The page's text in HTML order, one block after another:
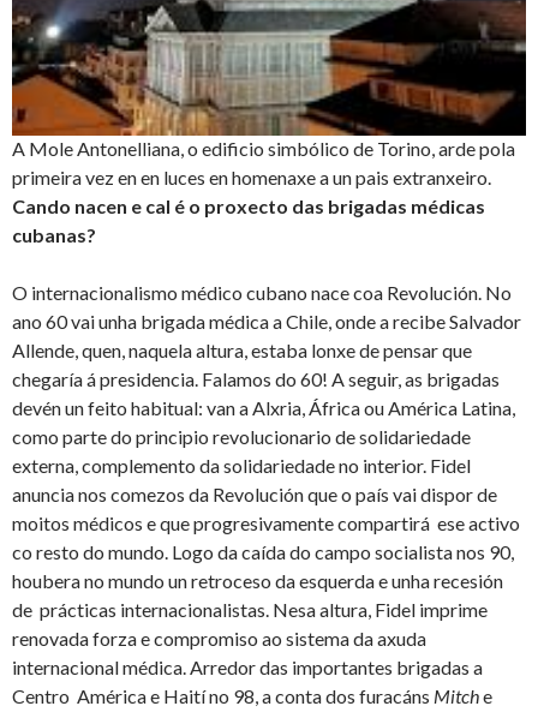
A Mole Antonelliana, o edificio simbólico de Torino, arde pola
primeira vez en en luces en homenaxe a un pais extranxeiro.
Cando nacen e cal é o proxecto das brigadas médicas
cubanas?
O internacionalismo médico cubano nace coa Revolución. No
ano 60 vai unha brigada médica a Chile, onde a recibe Salvador
Allende, quen, naquela altura, estaba lonxe de pensar que
chegaría á presidencia. Falamos do 60! A seguir, as brigadas
devén un feito habitual: van a Alxria, África ou América Latina,
como parte do principio revolucionario de solidariedade
externa, complemento da solidariedade no interior. Fidel
anuncia nos comezos da Revolución que o país vai dispor de
moitos médicos e que progresivamente compartirá ese activo
co resto do mundo. Logo da caída do campo socialista nos 90,
houbera no mundo un retroceso da esquerda e unha recesión
de prácticas internacionalistas. Nesa altura, Fidel imprime
renovada forza e compromiso ao sistema da axuda
internacional médica. Arredor das importantes brigadas a
Centro América e Haití no 98, a conta dos furacáns Mitche